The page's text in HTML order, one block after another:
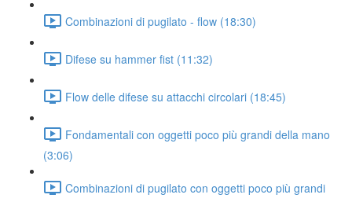
Combinazioni di pugilato - flow (18:30)
Difese su hammer fist (11:32)
Flow delle difese su attacchi circolari (18:45)
Fondamentali con oggetti poco più grandi della mano
(3:06)
Combinazioni di pugilato con oggetti poco più grandi